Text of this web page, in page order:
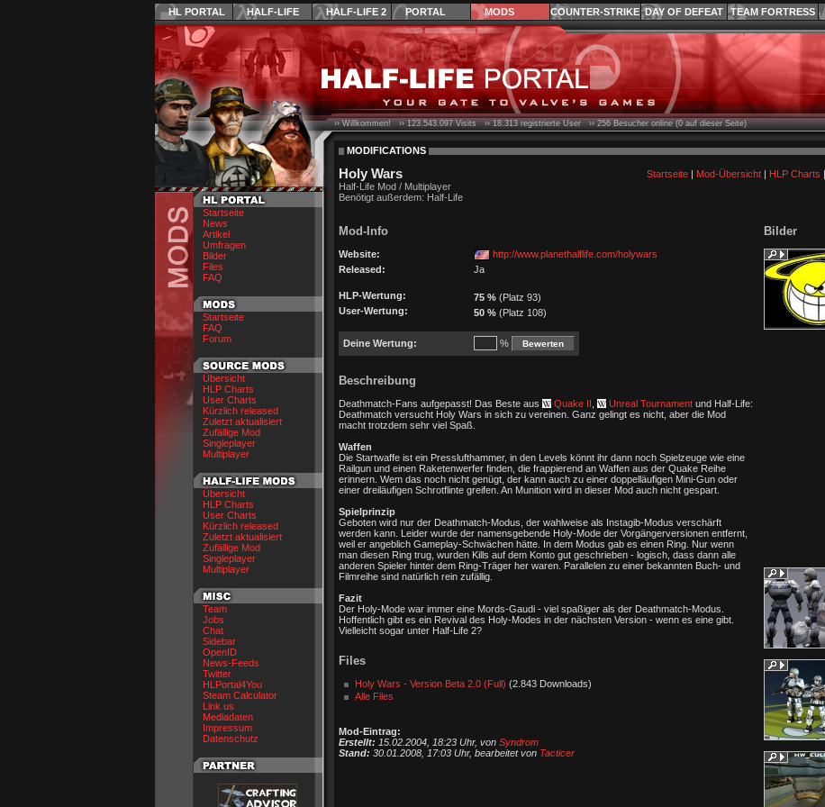
HL PORTAL HALF-LIFE HALF-LIFE 2 PORTAL MODS COUNTER-STRIKE DAY OF DEFEAT TEAM FORTRESS
Startseite
News
Artikel
Umfragen
Bilder
Files
FAQ
Startseite
FAQ
Forum
Übersicht
HLP Charts
User Charts
Kürzlich released
Zuletzt aktualisiert
Zufällige Mod
Singleplayer
Multiplayer
Übersicht
HLP Charts
User Charts
Kürzlich released
Zuletzt aktualisiert
Zufällige Mod
Singleplayer
Multiplayer
Team
Jobs
Chat
Sidebar
OpenID
News-Feeds
Twitter
HLPortal4You
Steam Calculator
Link us
Mediadaten
Impressum
Datenschutz
›› Willkommen! ››123.543.097Visits ››18.313registrierte User ››256Besucher online (0 auf dieser Seite)
MODIFICATIONS
Holy Wars Startseite| Mod-Übersicht| HLP Charts |
Half-Life Mod / Multiplayer
Benötigt außerdem: Half-Life
Mod-Info
Website:
http://www.planethalflife.com/holywars
Released:
Ja
HLP-Wertung: 75 %(Platz 93)
User-Wertung:
50 %(Platz 108)
Deine Wertung: %
Beschreibung
Deathmatch-Fans aufgepasst! Das Beste aus Quake II Unreal Tournamentund Half-Life:
Deathmatch versucht Holy Wars in sich zu vereinen. Ganz gelingt es nicht, aber die Mod
macht trotzdem sehr viel Spaß.
Waffen
Die Startwaffe ist ein Presslufthammer, in den Levels könnt ihr dann noch Spielzeuge wie eine
Railgun und einen Raketenwerfer finden, die frappierend an Waffen aus der Quake Reihe
erinnern. Wem das noch nicht genügt, der kann auch zu einer doppelläufigen Mini-Gun oder
einer dreiläufigen Schrotflinte greifen. An Munition wird in dieser Mod auch nicht gespart.
Spielprinzip
Geboten wird nur der Deathmatch-Modus, der wahlweise als Instagib-Modus verschärft
werden kann. Leider wurde der namensgebende Holy-Mode der Vorgängerversionen entfernt,
weil er angeblich Gameplay-Schwächen hätte. In dem Modus gab es einen Ring. Nur wenn
man diesen Ring trug, wurden Kills auf dem Konto gut geschrieben - logisch, dass dann alle
anderen Spieler hinter dem Ring-Träger her waren. Parallelen zu einer bekannten Buch- und
Filmreihe sind natürlich rein zufällig.
Fazit
Der Holy-Mode war immer eine Mords-Gaudi - viel spaßiger als der Deathmatch-Modus.
Hoffentlich gibt es ein Revival des Holy-Modes in der nächsten Version - wenn es eine gibt.
Vielleicht sogar unter Half-Life 2?
Files
Holy Wars - Version Beta 2.0 (Full) (2.843 Downloads)
Alle Files
Mod-Eintrag:
Erstellt: 15.02.2004, 18:23 Uhr, von Syndrom
Stand: 30.01.2008, 17:03 Uhr, bearbeitet von Tacticer
Bilder